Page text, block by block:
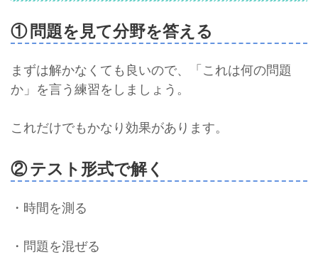
① 問題を見て分野を答える
まずは解かなくても良いので、「これは何の問題
か」を言う練習をしましょう。
これだけでもかなり効果があります。
② テスト形式で解く
・時間を測る
・問題を混ぜる